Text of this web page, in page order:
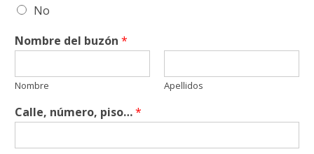
No
Nombre del buzón *
Nombre Apellidos
Calle, número, piso…*